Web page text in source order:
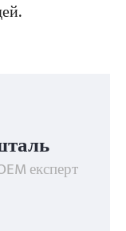
експерт